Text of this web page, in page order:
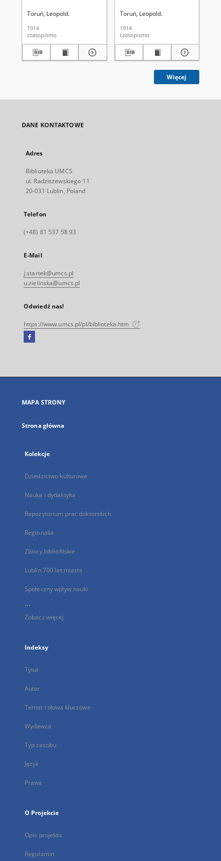
Toruń, Leopold.
1914
czasopismo
Toruń, Leopold.
1914
czasopismo
Więcej
DANE KONTAKTOWE
Adres
Biblioteka UMCS
ul. Radziszewskiego 11
20-031 Lublin, Poland
Telefon
(+48) 81 537 58 93
E-Mail
j.startek@umcs.pl
u.zielinska@umcs.pl
Odwiedź nas!
https://www.umcs.pl/pl/biblioteka.htm
Facebook
się
karcie
MAPA STRONY
Strona główna
Kolekcje
Dziedzictwo kulturowe
Nauka i dydaktyka
Repozytorium prac doktorskich
Regionalia
Zbiory bibliofilskie
Lublin 700 lat miasta
Społeczny wpływ nauki
...
Zobacz więcej
Indeksy
Tytuł
Autor
Temat i słowa kluczowe
Wydawca
Typ zasobu
Język
Prawa
O Projekcie
Opis projektu
Regulamin